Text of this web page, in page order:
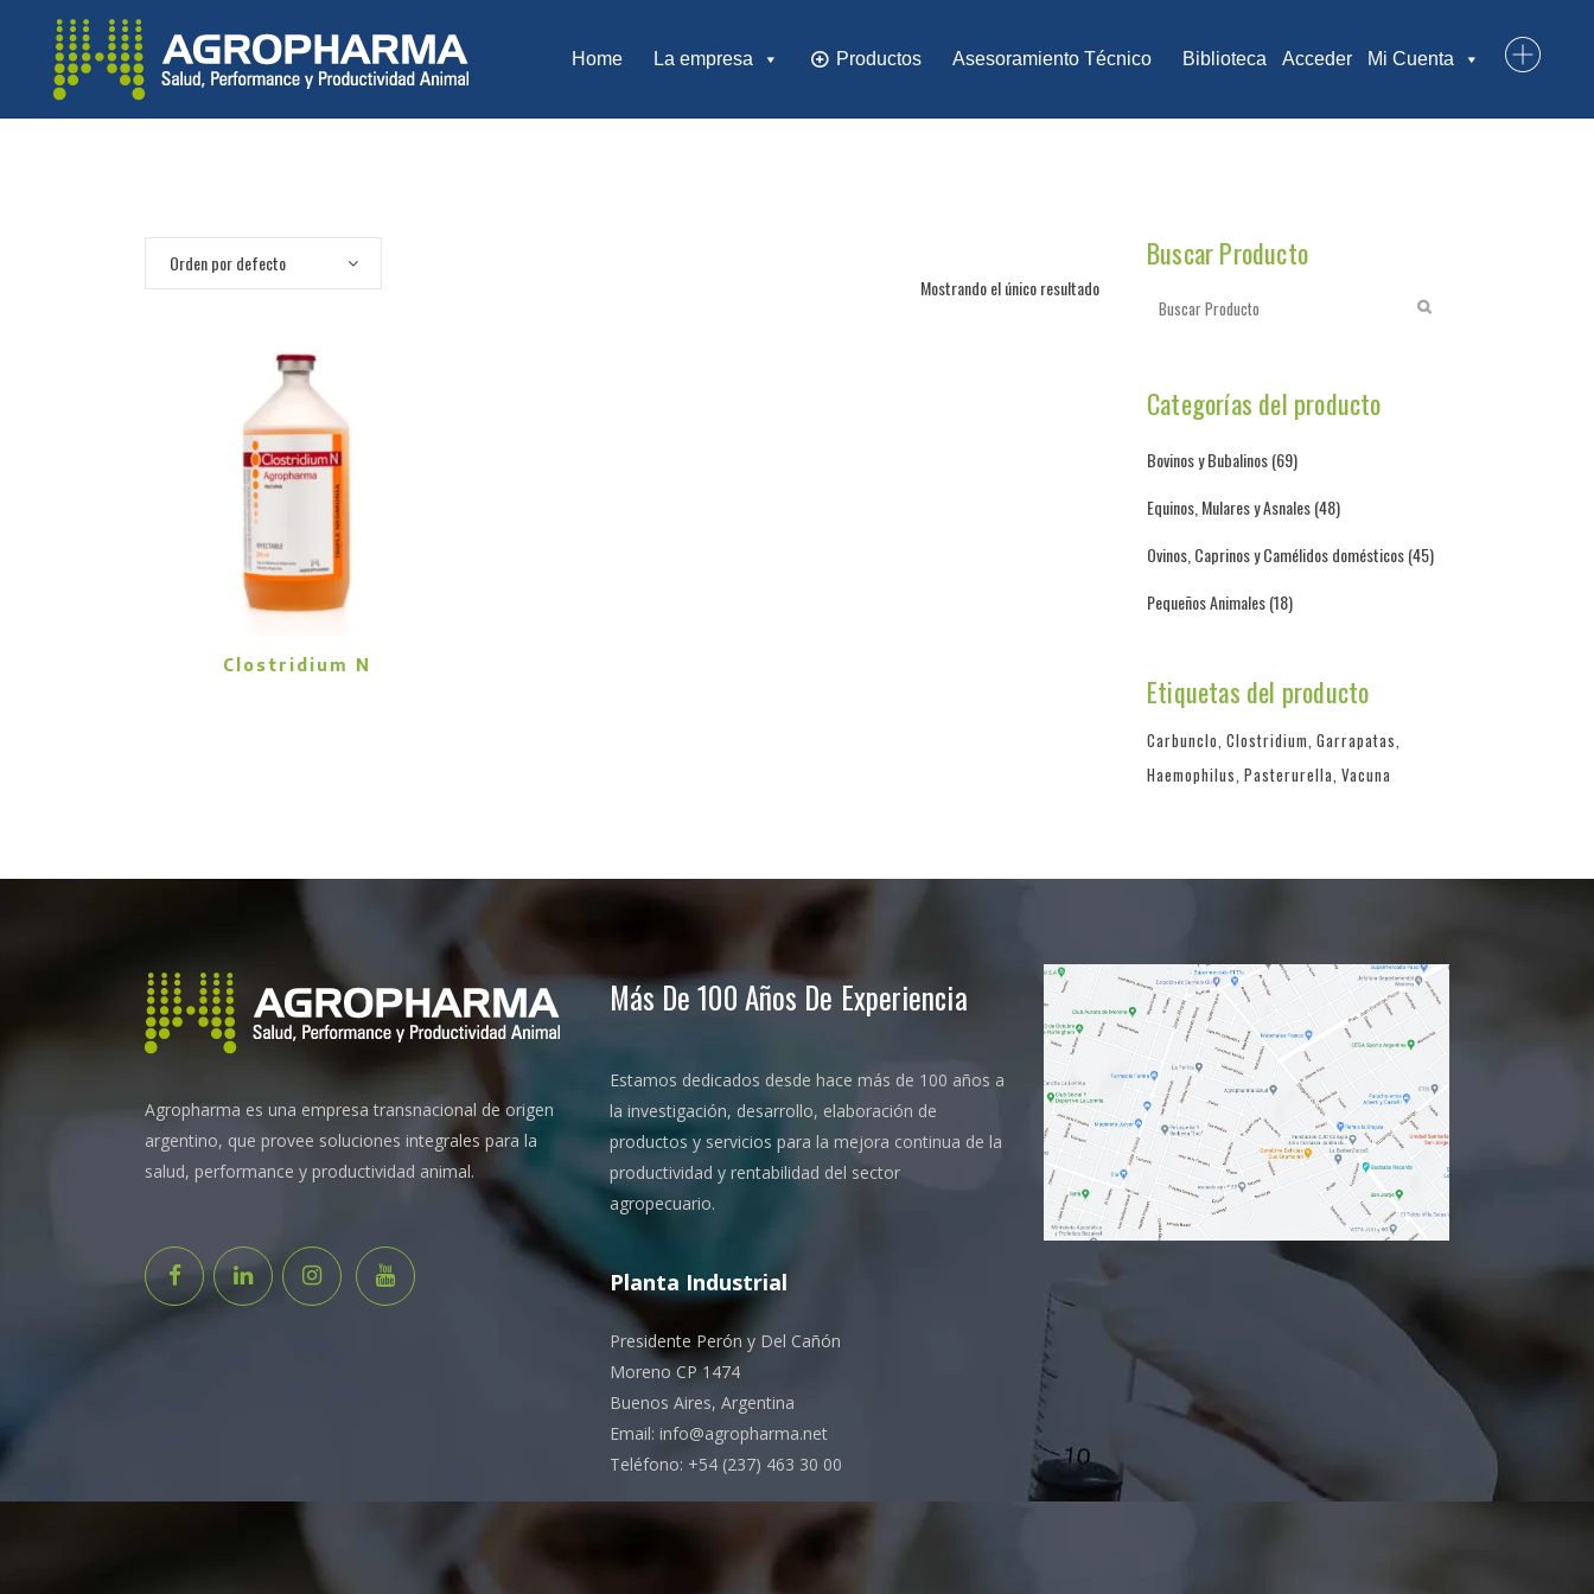
Home La empresa Productos Asesoramiento Técnico Biblioteca Acceder Mi Cuenta
Pasterurella
Mostrando el único resultado
Orden por defecto
Clostridium N
Buscar Producto
Categorías del producto
Bovinos y Bubalinos(69)
Equinos, Mulares y Asnales(48)
Ovinos, Caprinos y Camélidos domésticos(45)
Pequeños Animales(18)
Etiquetas del producto
Carbunclo Clostridium Garrapatas
Haemophilus Pasterurella Vacuna
Agropharma es una empresa transnacional de origen
argentino, que provee soluciones integrales para la
salud, performance y productividad animal.
Más De 100 Años De Experiencia
Estamos dedicados desde hace más de 100 años a
la investigación, desarrollo, elaboración de
productos y servicios para la mejora continua de la
productividad y rentabilidad del sector
agropecuario.
Planta Industrial
Presidente Perón y Del Cañón
Moreno CP 1474
Buenos Aires, Argentina
Email: info@agropharma.net
Teléfono: +54 (237) 463 30 00